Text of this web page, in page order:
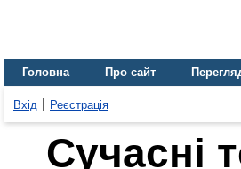
Головна Про сайт
Вхід Реєстрація
Сучасні